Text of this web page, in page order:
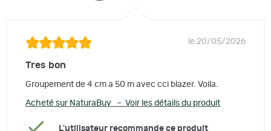
le 20/05/2026
Tres bon
Groupement de 4 cm a 50 m avec cci blazer. Voila.
Acheté sur NaturaBuy – Voir les détails du produit
L'utilisateur recommande ce produit